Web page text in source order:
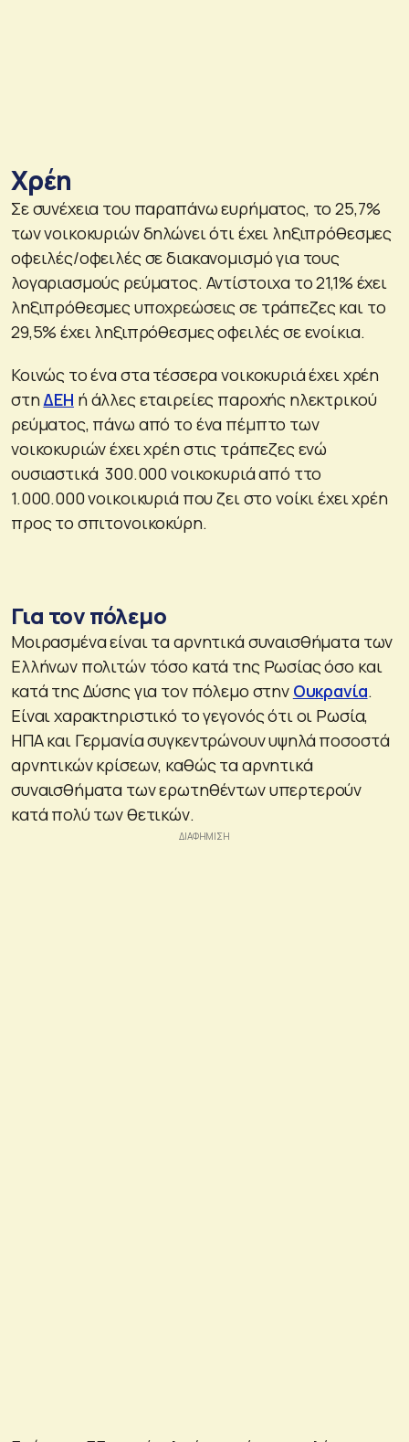
Χρέη
Σε συνέχεια του παραπάνω ευρήματος, το 25,7%
των νοικοκυριών δηλώνει ότι έχει ληξιπρόθεσμες
οφειλές/οφειλές σε διακανομισμό για τους
λογαριασμούς ρεύματος. Αντίστοιχα το 21,1% έχει
ληξιπρόθεσμες υποχρεώσεις σε τράπεζες και το
29,5% έχει ληξιπρόθεσμες οφειλές σε ενοίκια.
Κοινώς το ένα στα τέσσερα νοικοκυριά έχει χρέη
στηΔΕΗ ή άλλες εταιρείες παροχής ηλεκτρικού
ρεύματος, πάνω από το ένα πέμπτο των
νοικοκυριών έχει χρέη στις τράπεζες ενώ
ουσιαστικά 300.000 νοικοκυριά από ττο
1.000.000 νοικοικυριά που ζει στο νοίκι έχει χρέη
προς το σπιτονοικοκύρη.
Για τον πόλεμο
Μοιρασμένα είναι τα αρνητικά συναισθήματα των
Ελλήνων πολιτών τόσο κατά της Ρωσίας όσο και
κατά της Δύσης για τον πόλεμο στην Ουκρανία.
Είναι χαρακτηριστικό το γεγονός ότι οι Ρωσία,
ΗΠΑ και Γερμανία συγκεντρώνουν υψηλά ποσοστά
αρνητικών κρίσεων, καθώς τα αρνητικά
συναισθήματα των ερωτηθέντων υπερτερούν
κατά πολύ των θετικών.